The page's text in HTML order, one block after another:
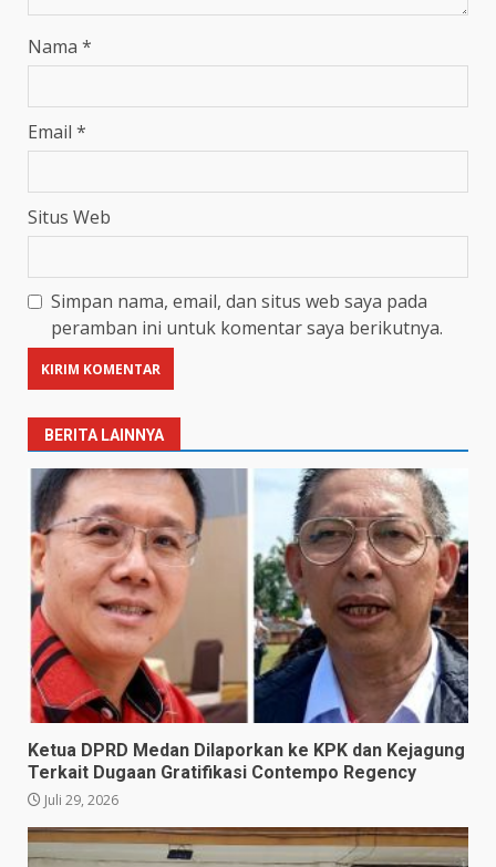
Nama *
Email *
Situs Web
Simpan nama, email, dan situs web saya pada
peramban ini untuk komentar saya berikutnya.
BERITA LAINNYA
Ketua DPRD Medan Dilaporkan ke KPK dan Kejagung
Terkait Dugaan Gratifikasi Contempo Regency
Juli 29, 2026